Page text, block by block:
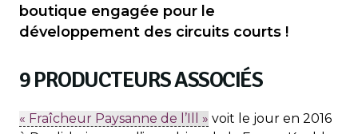
boutique engagée pour le
développement des circuits courts !
9 PRODUCTEURS ASSOCIÉS
« Fraîcheur Paysanne de l’Ill » voit le jour en 2016